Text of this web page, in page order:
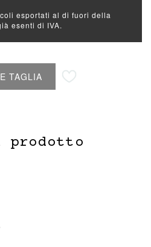
esportati al di fuori della
esenti di IVA.
TAGLIA